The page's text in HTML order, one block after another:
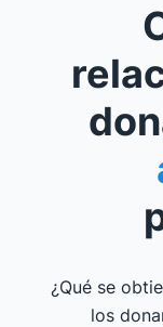
¿Qué se
los